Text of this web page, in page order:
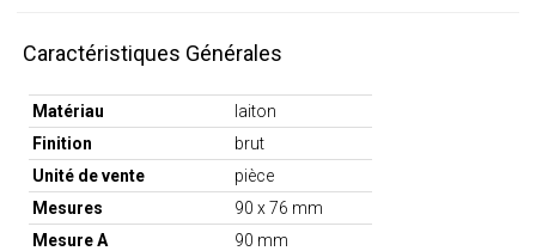
Caractéristiques Générales
Matériau
laiton
Finition
brut
Unité de vente
pièce
Mesures
90 x 76 mm
Mesure A
90 mm